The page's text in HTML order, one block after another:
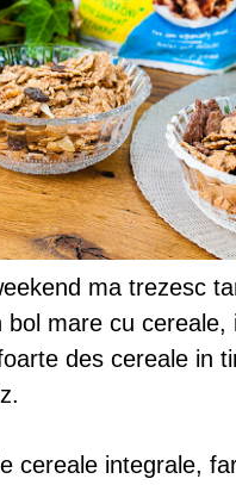
ma trezesc
mare cu cereale,
des cereale in
cereale integrale,